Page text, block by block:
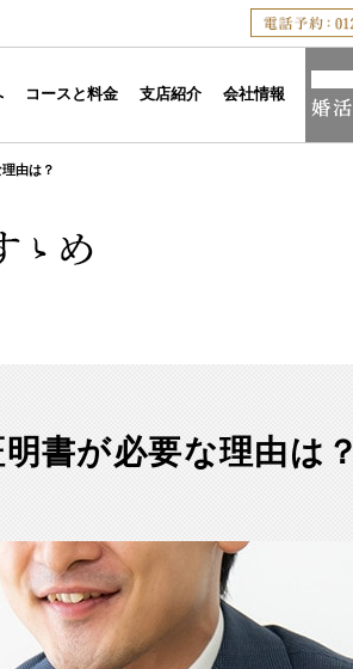
コースと料金 支店紹介 会社情報
由は？
書が必要な理由は？